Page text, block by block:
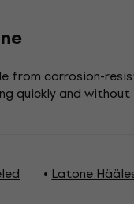
from corrosion-
quickly and
Latone